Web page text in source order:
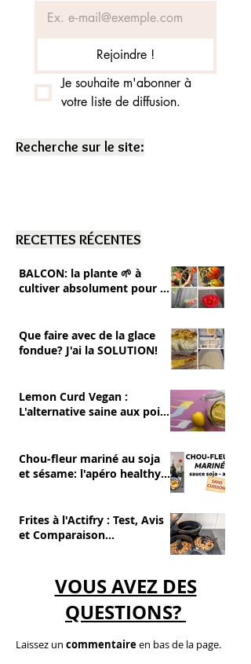
Rejoindre !
Je souhaite m'abonner à
votre liste de diffusion.
Recherche sur le site:
RECETTES RÉCENTES
BALCON: la plante 🌱 à
cultiver absolument pour se
Que faire avec de la glace
fondue? J'ai la SOLUTION!
Lemon Curd Vegan :
L'alternative saine aux pois
Chou-fleur mariné au soja
et sésame: l'apéro healthy
Frites à l'Actifry : Test, Avis
et Comparaison
VOUS AVEZ DES
QUESTIONS?
Laissez un commentaireen bas de la page.